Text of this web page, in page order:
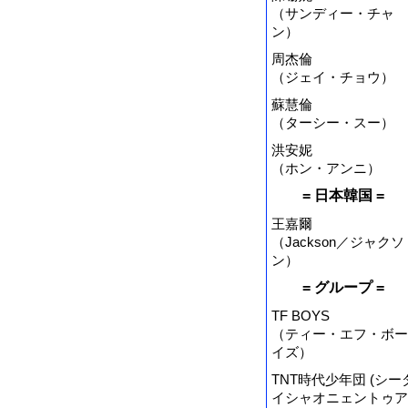
（サンディー・チャ
ン）
周杰倫
（ジェイ・チョウ）
蘇慧倫
（ターシー・スー）
洪安妮
（ホン・アンニ）
= 日本韓国 =
王嘉爾
（Jackson／ジャクソ
ン）
= グループ =
TF BOYS
（ティー・エフ・ボー
イズ）
TNT時代少年団 (シー
イシャオニェントゥア